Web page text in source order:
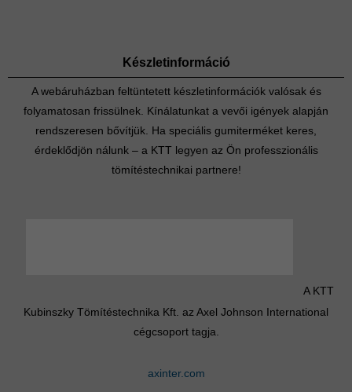
Készletinformáció
A webáruházban feltüntetett készletinformációk valósak és
folyamatosan frissülnek. Kínálatunkat a vevői igények alapján
rendszeresen bővítjük. Ha speciális gumiterméket keres,
érdeklődjön nálunk – a KTT legyen az Ön professzionális
tömítéstechnikai partnere!
A KTT
Kubinszky Tömítéstechnika Kft. az Axel Johnson International
cégcsoport tagja.
axinter.com